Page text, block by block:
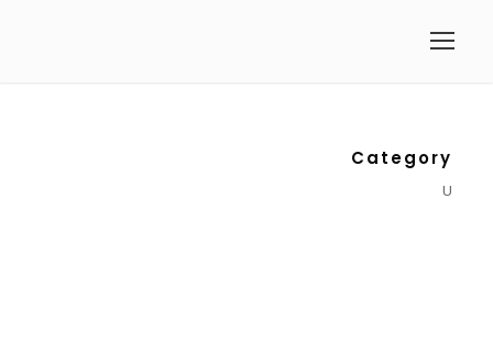
Category
U